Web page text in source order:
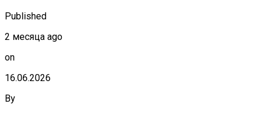
Published
2 месяца ago
on
16.06.2026
By